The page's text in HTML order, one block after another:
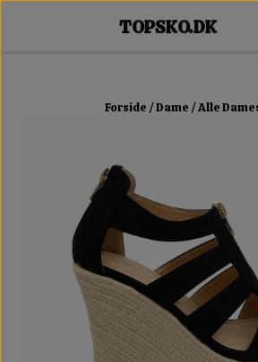
Forside Dame Alle